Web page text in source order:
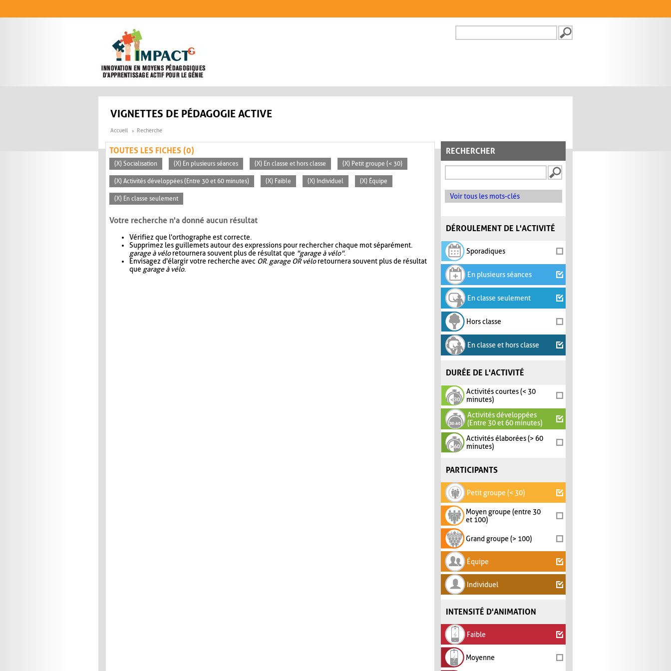
FORMULAIRE DE
VIGNETTES DE PÉDAGOGIE ACTIVE
Accueil Recherche
RECHERCHER
Voir tous les mots-clés
DÉROULEMENT DE L'ACTIVITÉ
Sporadiques
En plusieurs séances
En classe seulement
Hors classe
En classe et hors classe
DURÉE DE L'ACTIVITÉ
Activités courtes (< 30
minutes)
Activités développées
(Entre 30 et 60 minutes)
Activités élaborées (> 60
minutes)
PARTICIPANTS
Petit groupe (< 30)
Moyen groupe (entre 30
et 100)
Grand groupe (> 100)
Équipe
Individuel
INTENSITÉ D'ANIMATION
Faible
Moyenne
TOUTES LES FICHES (0)
(X) Socialisation (X) En plusieurs séances (X) En classe et hors classe (X) Petit groupe (< 30)
(X) Activités développées (Entre 30 et 60 minutes) (X) Faible (X) Individuel (X) Équipe
(X) En classe seulement
Votre recherche n'a donné aucun résultat
Vérifiez que l'orthographe est correcte.
Supprimez les guillemets autour des expressions pour rechercher chaque mot séparément.
garage à véloretournera souvent plus de résultat que "garage à vélo".
Envisagez d'élargir votre recherche avec OR. garage OR véloretournera souvent plus de résultat
que garage à vélo.